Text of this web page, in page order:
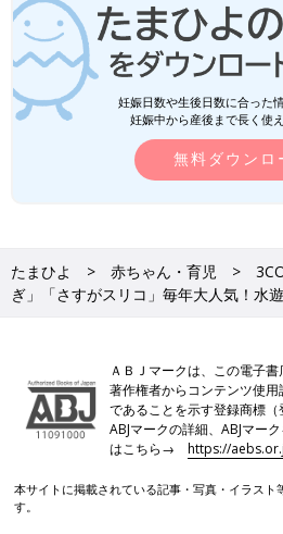
妊娠日数や生後日数に合った
妊娠中から産後まで長く使
無料ダウンロ
たまひよ 赤ちゃん・育児
ぎ」「さすがスリコ」毎年大人気！水
ＡＢＪマークは、この電子書
著作権者からコンテンツ使
であることを示す登録商標（
ABJマークの詳細、ABJマー
はこちら→https://
本サイトに掲載されている記事・写真・イラスト
す。